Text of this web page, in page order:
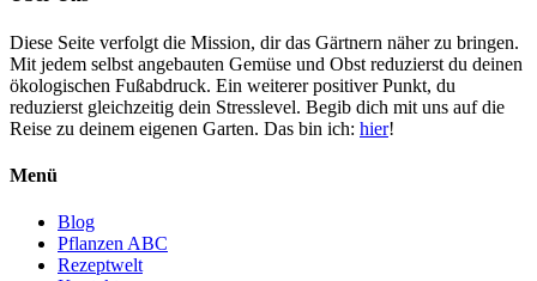
Diese Seite verfolgt die Mission, dir das Gärtnern näher zu bringen.
Mit jedem selbst angebauten Gemüse und Obst reduzierst du deinen
ökologischen Fußabdruck. Ein weiterer positiver Punkt, du
reduzierst gleichzeitig dein Stresslevel. Begib dich mit uns auf die
Reise zu deinem eigenen Garten. Das bin ich: hier!
Menü
Blog
Pflanzen ABC
Rezeptwelt